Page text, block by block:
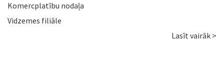
Komercplatību nodaļa
Vidzemes filiāle
Lasīt vairāk >